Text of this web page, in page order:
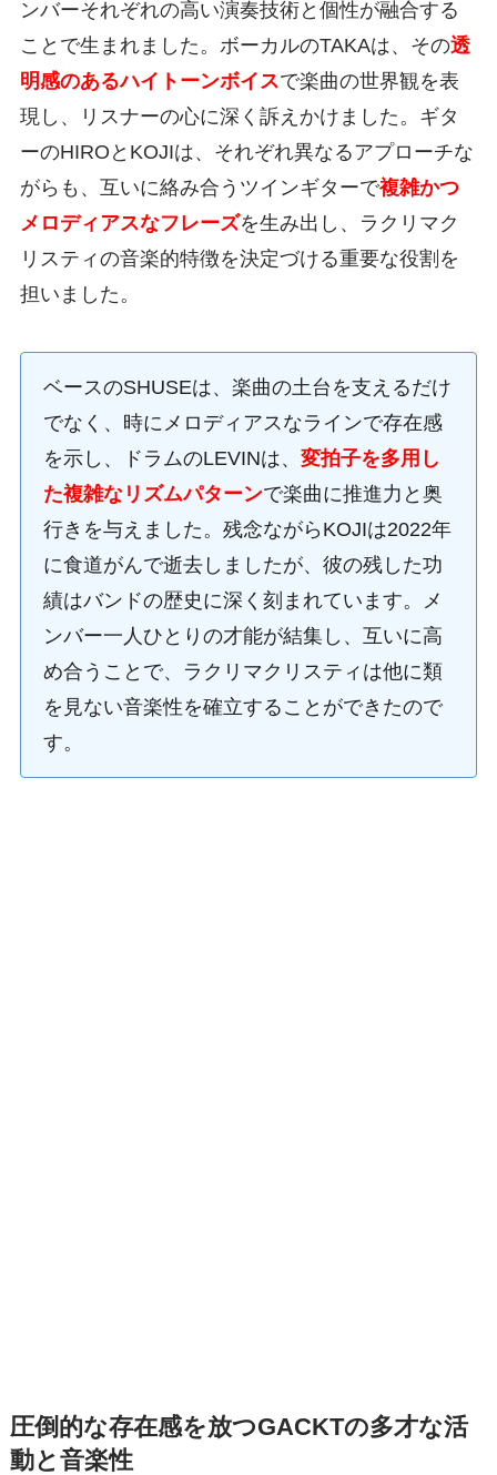
ンバーそれぞれの高い演奏技術と個性が融合する
ことで生まれました。ボーカルのTAKAは、その透
明感のあるハイトーンボイスで楽曲の世界観を表
現し、リスナーの心に深く訴えかけました。ギタ
ーのHIROとKOJIは、それぞれ異なるアプローチな
がらも、互いに絡み合うツインギターで複雑かつ
メロディアスなフレーズを生み出し、ラクリマク
リスティの音楽的特徴を決定づける重要な役割を
担いました。
ベースのSHUSEは、楽曲の土台を支えるだけ
でなく、時にメロディアスなラインで存在感
を示し、ドラムのLEVINは、 変拍子を多用し
た複雑なリズムパターンで楽曲に推進力と奥
行きを与えました。残念ながらKOJIは2022年
に食道がんで逝去しましたが、彼の残した功
績はバンドの歴史に深く刻まれています。メ
ンバー一人ひとりの才能が結集し、互いに高
め合うことで、ラクリマクリスティは他に類
を見ない音楽性を確立することができたので
す。
圧倒的な存在感を放つGACKTの多才な活
動と音楽性